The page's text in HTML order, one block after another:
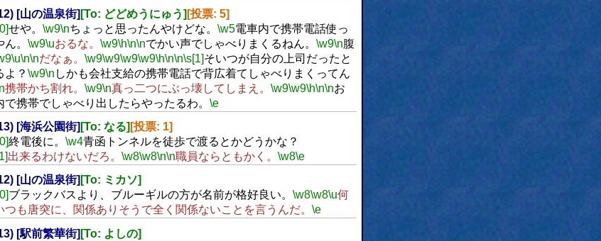
[山の温泉街] [To: どどめうにゅう] [投票: 5]
せや。 \w9\nちょっと思ったんやけどな。 \w5電車内で携帯電話使っ
。 \w9\uおるな。 \w9\h\n\nでかい声でしゃべりまくるねん。 \w9\n腹
\u\n\nだなぁ。 \w9\w9\w9\w9\h\n\n\s[1]そいつが自分の上司だったと
よ？ \w9\n しかも会社支給の携帯電話で背広着てしゃべりまくってん
携帯かち割れ。 \w9\n真っ二つにぶっ壊してしまえ。 \w9\w9\h\n\nお
携帯でしゃべり出したらやったるわ。 \e
[海浜公園街] [To: なる] [投票: 1]
終電後に。 \w4青函トンネルを徒歩で渡るとかどうかな？
出来るわけないだろ。 \w8\w8\n\n職員ならともかく。 \w8\e
[山の温泉街] [To: ミカソ]
ブラックバスより、ブルーギルの方が名前が格好良い。 \w8\w8\u何
つも唐突に、関係ありそうで全く関係ないことを言うんだ。 \e
[駅前繁華街] [To: よしの]